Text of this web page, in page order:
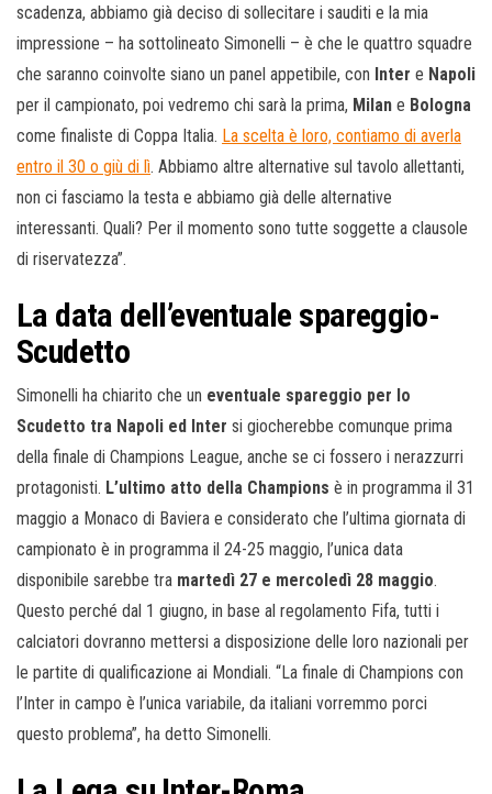
scadenza, abbiamo già deciso di sollecitare i sauditi e la mia
impressione – ha sottolineato Simonelli – è che le quattro squadre
che saranno coinvolte siano un panel appetibile, con Inter e Napoli
per il campionato, poi vedremo chi sarà la prima, Milan e Bologna
come finaliste di Coppa Italia. La scelta è loro, contiamo di averla
entro il 30 o giù di lì. Abbiamo altre alternative sul tavolo allettanti,
non ci fasciamo la testa e abbiamo già delle alternative
interessanti. Quali? Per il momento sono tutte soggette a clausole
di riservatezza”.
La data dell’eventuale spareggio-
Scudetto
Simonelli ha chiarito che un eventuale spareggio per lo
Scudetto tra Napoli ed Inter si giocherebbe comunque prima
della finale di Champions League, anche se ci fossero i nerazzurri
protagonisti. L’ultimo atto della Champions è in programma il 31
maggio a Monaco di Baviera e considerato che l’ultima giornata di
campionato è in programma il 24-25 maggio, l’unica data
disponibile sarebbe tra martedì 27 e mercoledì 28 maggio.
Questo perché dal 1 giugno, in base al regolamento Fifa, tutti i
calciatori dovranno mettersi a disposizione delle loro nazionali per
le partite di qualificazione ai Mondiali. “La finale di Champions con
l’Inter in campo è l’unica variabile, da italiani vorremmo porci
questo problema”, ha detto Simonelli.